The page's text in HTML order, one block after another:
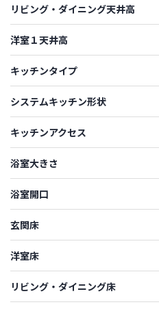
リビング・ダイニング天井高
洋室１天井高
キッチンタイプ
システムキッチン形状
キッチンアクセス
浴室大きさ
浴室開口
玄関床
洋室床
リビング・ダイニング床